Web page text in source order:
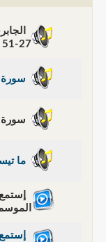
27-51
سورة
سورة
ما